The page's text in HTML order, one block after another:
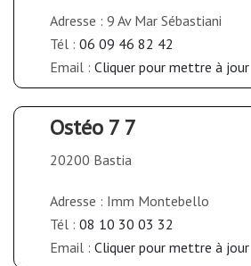
Adresse : 9 Av Mar Sébastiani
Tél : 06 09 46 82 42
Email : Cliquer pour mettre à jour
Ostéo 7 7
20200 Bastia
Adresse : Imm Montebello
Tél : 08 10 30 03 32
Email : Cliquer pour mettre à jour